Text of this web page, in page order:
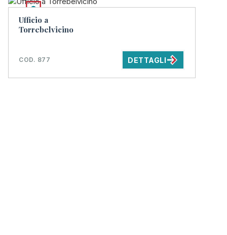
Ufficio a
Torrebelvicino
COD. 877 DETTAGLI